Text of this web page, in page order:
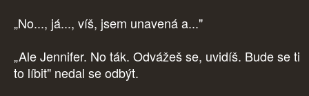
„No..., já..., víš, jsem unavená a..."
„Ale Jennifer. No ták. Odvážeš se, uvidíš. Bude se ti
to líbit" nedal se odbýt.